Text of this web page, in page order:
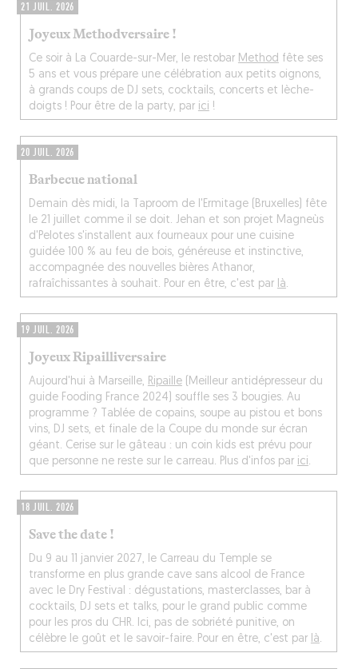
21 JUIL. 2026
Joyeux Methodversaire !
Ce soir à La Couarde-sur-Mer, le restobar Method fête ses
5 ans et vous prépare une célébration aux petits oignons,
à grands coups de DJ sets, cocktails, concerts et lèche-
doigts ! Pour être de la party, par ici !
20 JUIL. 2026
Barbecue national
Demain dès midi, la Taproom de l'Ermitage (Bruxelles) fête
le 21 juillet comme il se doit. Jehan et son projet Magneùs
d'Pelotes s'installent aux fourneaux pour une cuisine
guidée 100 % au feu de bois, généreuse et instinctive,
accompagnée des nouvelles bières Athanor,
rafraîchissantes à souhait. Pour en être, c'est par là.
19 JUIL. 2026
Joyeux Ripailliversaire
Aujourd'hui à Marseille, Ripaille(Meilleur antidépresseur du
guide Fooding France 2024) souffle ses 3 bougies. Au
programme ? Tablée de copains, soupe au pistou et bons
vins, DJ sets, et finale de la Coupe du monde sur écran
géant. Cerise sur le gâteau : un coin kids est prévu pour
que personne ne reste sur le carreau. Plus d'infos par ici.
18 JUIL. 2026
Save the date !
Du 9 au 11 janvier 2027, le Carreau du Temple se
transforme en plus grande cave sans alcool de France
avec le Dry Festival : dégustations, masterclasses, bar à
cocktails, DJ sets et talks, pour le grand public comme
pour les pros du CHR. Ici, pas de sobriété punitive, on
célèbre le goût et le savoir-faire. Pour en être, c'est par là.